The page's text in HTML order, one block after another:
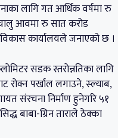
लागि गत आर्थिक वर्षमा रु
आवमा रु सात करोड
विकास कार्यालयले जनाएको छ ।
सडक स्तरोन्नतिका लागि
पर्खाल लगाउने, स्ल्याब,
संरचना निर्माण हुनेगरि ५१
बाबा-ग्रिन ताराले ठेक्का